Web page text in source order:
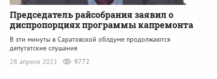
Председатель райсобрания заявил о
диспропорциях программы капремонта
В эти минуты в Саратовской облдуме продолжаются
депутатские слушания
28 апреля 2021
9772